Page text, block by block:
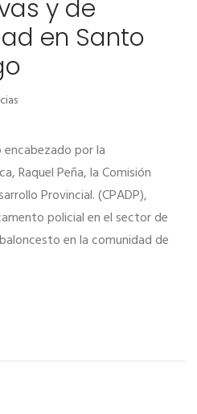
y de
en Santo
por la
Raquel Peña, la Comisión
Provincial. (CPADP),
policial en el sector de
en la comunidad de